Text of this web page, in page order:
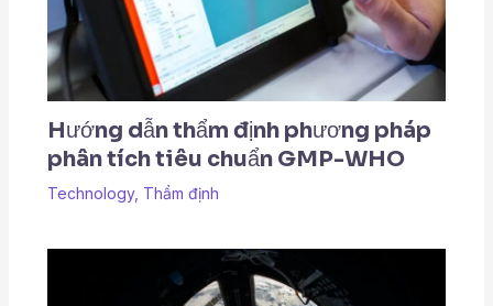
Hướng dẫn thẩm định phương pháp
phân tích tiêu chuẩn GMP-WHO
Technology, Thẩm định